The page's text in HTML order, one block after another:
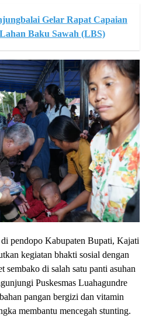
Gelar Rapat Capaian
Baku Sawah (LBS)
pendopo Kabupaten Bupati, Kajati
kegiatan bhakti sosial dengan
sembako di salah satu panti asuhan
Puskesmas Luahagundre
pangan bergizi dan vitamin
membantu mencegah stunting.